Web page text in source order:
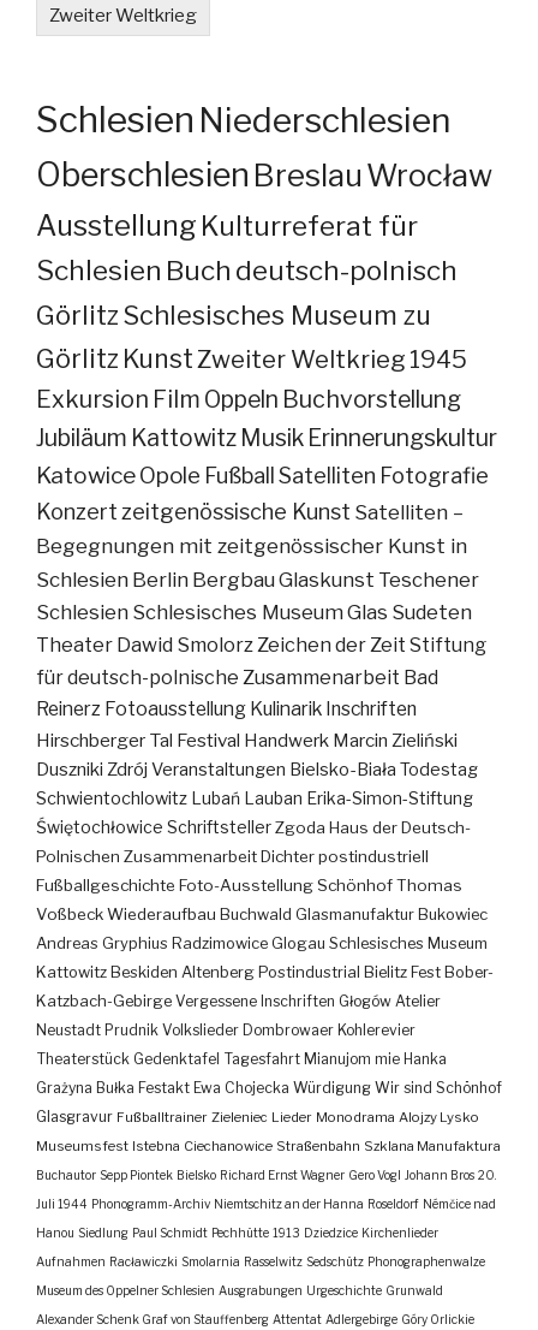
Zweiter Weltkrieg
Schlesien Niederschlesien
Oberschlesien Breslau Wrocław
Ausstellung Kulturreferat für
Schlesien Buch deutsch-polnisch
GörlitzSchlesisches Museum zu
Görlitz KunstZweiter Weltkrieg 1945
Exkursion Film Oppeln Buchvorstellung
Jubiläum Kattowitz Musik Erinnerungskultur
KatowiceOpole FußballSatelliten Fotografie
Konzertzeitgenössische Kunst Satelliten –
Begegnungen mit zeitgenössischer Kunst in
Schlesien Berlin BergbauGlaskunst Teschener
Schlesien Schlesisches MuseumGlas Sudeten
Theater Dawid Smolorz Zeichen der Zeit Stiftung
für deutsch-polnische Zusammenarbeit Bad
Reinerz Fotoausstellung Kulinarik Inschriften
Hirschberger Tal Festival Handwerk Marcin Zieliński
Duszniki Zdrój Veranstaltungen Bielsko-Biała Todestag
Schwientochlowitz
Lubań Lauban Erika-Simon-Stiftung
Świętochłowice SchriftstellerZgoda Haus der Deutsch-
Polnischen ZusammenarbeitDichterpostindustriell
Fußballgeschichte Foto-AusstellungSchönhofThomas
VoßbeckWiederaufbau Buchwald Glasmanufaktur Bukowiec
Andreas Gryphius Radzimowice Glogau Schlesisches Museum
Kattowitz Beskiden Altenberg Postindustrial Bielitz Fest Bober-
Katzbach-Gebirge Vergessene Inschriften Głogów Atelier
Neustadt Prudnik Volkslieder Dombrowaer Kohlerevier
Theaterstück Gedenktafel Tagesfahrt Mianujom mie Hanka
Grażyna Bułka Festakt Ewa Chojecka Würdigung Wir sind Schönhof
Glasgravur Fußballtrainer Zieleniec Lieder Monodrama Alojzy Lysko
Museumsfest Istebna Ciechanowice Straßenbahn Szklana Manufaktura
Buchautor Sepp Piontek Bielsko Richard Ernst Wagner Gero Vogl Johann Bros 20.
Juli 1944 Phonogramm-Archiv Niemtschitz an der Hanna Roseldorf Némčice nad
Hanou Siedlung Paul Schmidt Pechhütte 1913 Dziedzice Kirchenlieder
Aufnahmen Racławiczki Smolarnia Rasselwitz Sedschütz Phonographenwalze
Museum des Oppelner Schlesien Ausgrabungen Urgeschichte Grunwald
Alexander Schenk Graf von Stauffenberg Attentat Adlergebirge Góry Orlickie